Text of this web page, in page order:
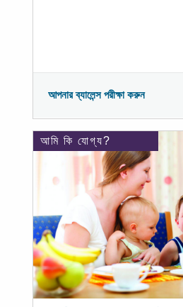
আপনার ব্যালেন্স পরীক্ষা করুন
আমি কি যোগ্য?